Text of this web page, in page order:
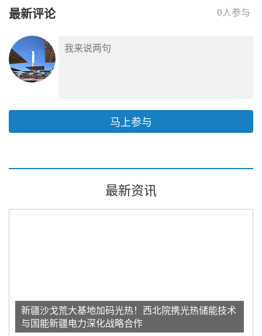
最新评论 0人参与
马上参与
最新资讯
新疆沙戈荒大基地加码光热！西北院携光热储能技术
与国能新疆电力深化战略合作